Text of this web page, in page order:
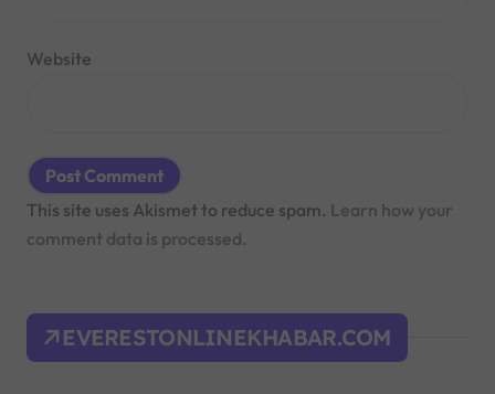
Website
This site uses Akismet to reduce spam. Learn how your
comment data is processed.
EVERESTONLINEKHABAR.COM